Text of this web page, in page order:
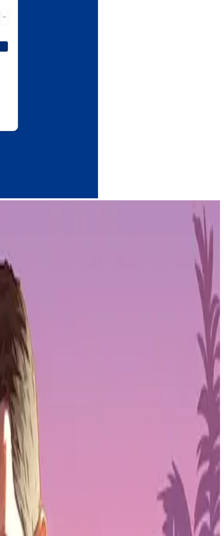
Reihe von Partnerschaften und Expansionsplänen vorgestellt,
sein. Die Initiativen des Unternehmens befassen sich mit kritischen
in der Branche optimal nutzen können.